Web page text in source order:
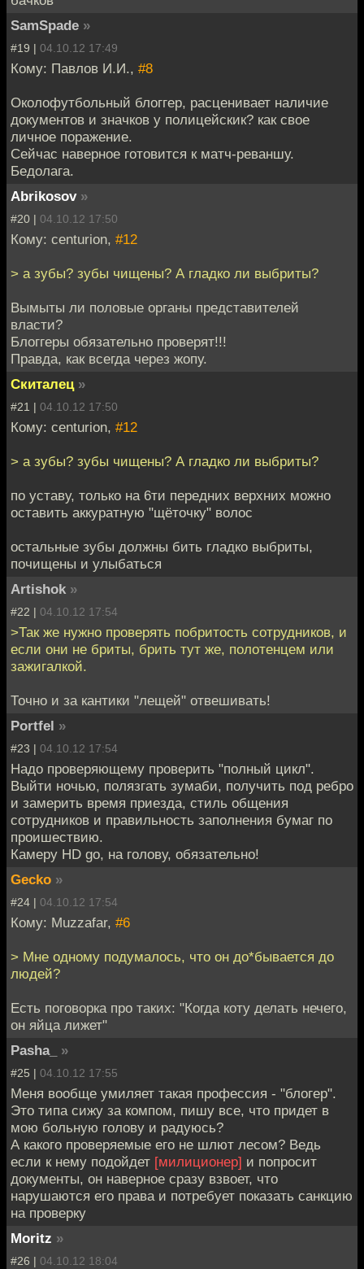
SamSpade »
#19 | 04.10.12 17:49
Кому: Павлов И.И., #8
Околофутбольный блоггер, расценивает наличие
документов и значков у полицейскик? как свое
личное поражение.
Сейчас наверное готовится к матч-реваншу.
Бедолага.
Abrikosov »
#20 | 04.10.12 17:50
Кому: centurion, #12
> а зубы? зубы чищены? А гладко ли выбриты?
Вымыты ли половые органы представителей
власти?
Блоггеры обязательно проверят!!!
Правда, как всегда через жопу.
Скиталец »
#21 | 04.10.12 17:50
Кому: centurion, #12
> а зубы? зубы чищены? А гладко ли выбриты?
по уставу, только на 6ти передних верхних можно
оставить аккуратную "щёточку" волос
остальные зубы должны бить гладко выбриты,
почищены и улыбаться
Artishok »
#22 | 04.10.12 17:54
>Так же нужно проверять побритость сотрудников, и
если они не бриты, брить тут же, полотенцем или
зажигалкой.
Точно и за кантики "лещей" отвешивать!
Portfel »
#23 | 04.10.12 17:54
Надо проверяющему проверить "полный цикл".
Выйти ночью, полязгать зумаби, получить под ребро
и замерить время приезда, стиль общения
сотрудников и правильность заполнения бумаг по
проишествию.
Камеру HD go, на голову, обязательно!
Gecko »
#24 | 04.10.12 17:54
Кому: Muzzafar, #6
> Мне одному подумалось, что он до*бывается до
людей?
Есть поговорка про таких: "Когда коту делать нечего,
он яйца лижет"
Pasha_
»
#25 | 04.10.12 17:55
Меня вообще умиляет такая профессия - "блогер".
Это типа сижу за компом, пишу все, что придет в
мою больную голову и радуюсь?
А какого проверяемые его не шлют лесом? Ведь
если к нему подойдет [милиционер] и попросит
документы, он наверное сразу взвоет, что
нарушаются его права и потребует показать санкцию
на проверку
Moritz »
#26 | 04.10.12 18:04